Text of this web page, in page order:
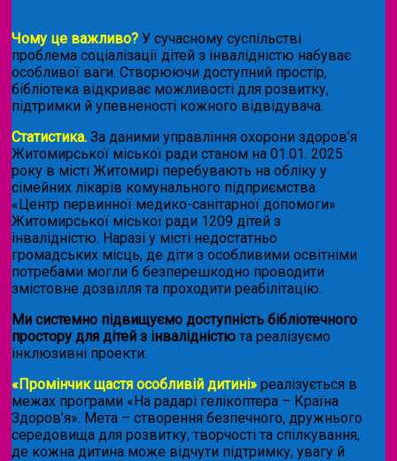
Чому це важливо? У сучасному суспільстві
проблема соціалізації дітей з інвалідністю набуває
особливої ваги. Створюючи доступний простір,
бібліотека відкриває можливості для розвитку,
підтримки й упевненості кожного відвідувача.
Статистика. За даними управління охорони здоров’я
Житомирської міської ради станом на 01.01. 2025
року в місті Житомирі перебувають на обліку у
сімейних лікарів комунального підприємства
«Центр первинної медико-санітарної допомоги»
Житомирської міської ради 1209 дітей з
інвалідністю. Наразі у місті недостатньо
громадських місць, де діти з особливими освітніми
потребами могли б безперешкодно проводити
змістовне дозвілля та проходити реабілітацію.
Ми системно підвищуємо доступність бібліотечного
простору для дітей з інвалідністю та реалізуємо
інклюзивні проекти:
«Промінчик щастя особливій дитині» реалізується в
межах програми «На радарі гелікоптера – Країна
Здоров’я». Мета – створення безпечного, дружнього
середовища для розвитку, творчості та спілкування,
де кожна дитина може відчути підтримку, увагу й